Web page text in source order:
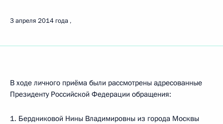
3 апреля 2014 года
В ходе личного приёма были рассмотрены адресованные
Президенту Российской Федерации обращения:
1. Бердниковой Нины Владимировны из города Москвы